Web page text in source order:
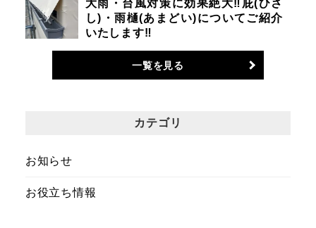
大雨・台風対策に効果絶大‼庇(ひさ
し)・雨樋(あまどい)についてご紹介
いたします‼
一覧を見る
カテゴリ
お知らせ
お役立ち情報